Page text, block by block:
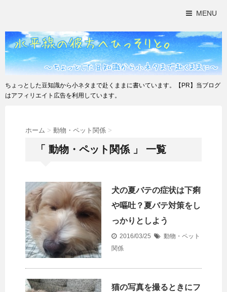
MENU
ちょっとした豆知識から小ネタまで赴くままに書いています。【PR】当ブログ
はアフィリエイト広告を利用しています。
ホーム > 動物・ペット関係 >
「 動物・ペット関係 」 一覧
犬の夏バテの症状は下痢
や嘔吐？夏バテ対策をし
っかりとしよう
2016/03/25
動物・ペット
関係
猫の写真を撮るときにフ